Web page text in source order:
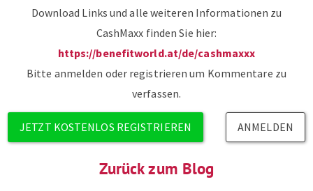
Download Links und alle weiteren Informationen zu
CashMaxx finden Sie hier:
https://benefitworld.at/de/cashmaxxx
Bitte anmelden oder registrieren um Kommentare zu
verfassen.
Benutzermenü
JETZT KOSTENLOS REGISTRIEREN ANMELDEN
Zurück zum Blog